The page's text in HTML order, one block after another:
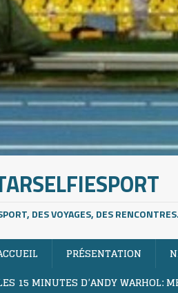
DES VOYAGES, DES
PRÉSENTATION
15 MINUTES D’ANDY WARHOL: